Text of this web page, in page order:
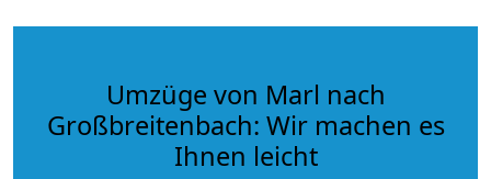
Umzüge von Marl nach
Großbreitenbach: Wir machen es
Ihnen leicht